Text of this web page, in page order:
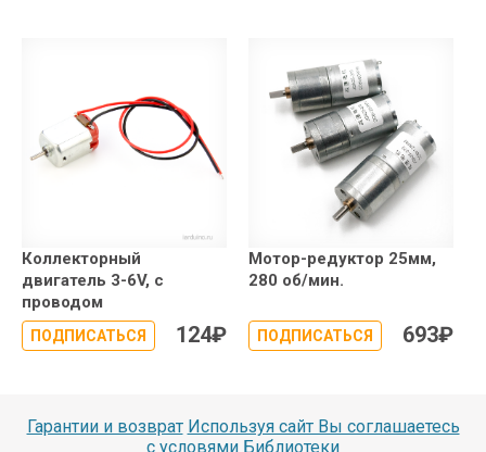
Коллекторный
двигатель 3-6V, с
проводом
ПОДПИСАТЬСЯ 124₽
Мотор-редуктор 25мм,
280 об/мин.
ПОДПИСАТЬСЯ 693₽
Гарантии и возврат Используя сайт Вы соглашаетесь
с условями Библиотеки